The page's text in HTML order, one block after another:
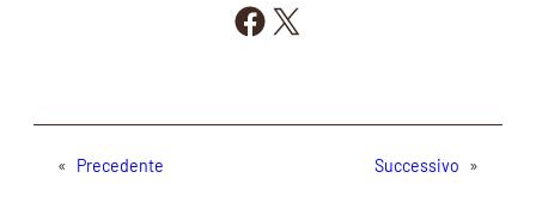
Condividi su Facebook
Condividi su X
« Precedente Successivo »